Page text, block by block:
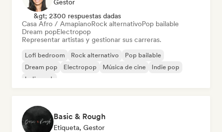
Gestor
&gt; 2300 respuestas dadas
Casa Afro / AmapianoRock alternativoPop bailable
Dream popElectropop
Representar artistas y gestionar sus carreras.
Lofi bedroom Rock alternativo
Pop bailable
Dream pop
Electropop Música de cine
Indie pop
Indie rock
Basic & Rough
Etiqueta, Gestor